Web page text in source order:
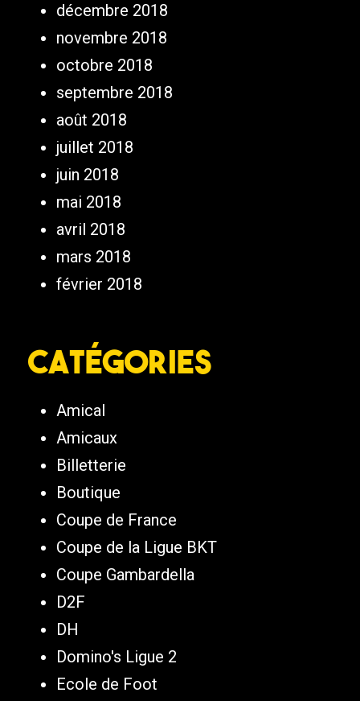
décembre 2018
novembre 2018
octobre 2018
septembre 2018
août 2018
juillet 2018
juin 2018
mai 2018
avril 2018
mars 2018
février 2018
Catégories
Amical
Amicaux
Billetterie
Boutique
Coupe de France
Coupe de la Ligue BKT
Coupe Gambardella
D2F
DH
Domino's Ligue 2
Ecole de Foot